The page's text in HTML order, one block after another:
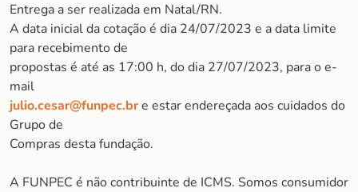
Entrega a ser realizada em Natal/RN.
A data inicial da cotação é dia 24/07/2023 e a data limite
para recebimento de
propostas é até as 17:00 h, do dia 27/07/2023, para o e-
mail
julio.cesar@funpec.bre estar endereçada aos cuidados do
Grupo de
Compras desta fundação.
A FUNPEC é não contribuinte de ICMS. Somos consumidor